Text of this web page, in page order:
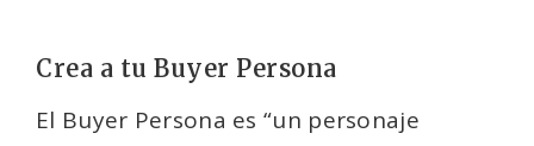
Crea a tu Buyer Persona
El Buyer Persona es “un personaje